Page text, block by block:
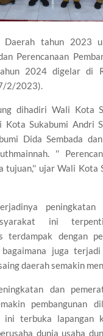
Daerah tahun 2023
Perencanaan
2024 digelar di
2/2023).
dihadiri Wali Kota
Kota Sukabumi Andri
Dida Sembada
''
tujuan,'' ujar Wali Kota
peningkatan
ini
terdampak dengan
juga
daerah semakin
dan
pembangunan
ini terbuka lapangan
dunia usaha